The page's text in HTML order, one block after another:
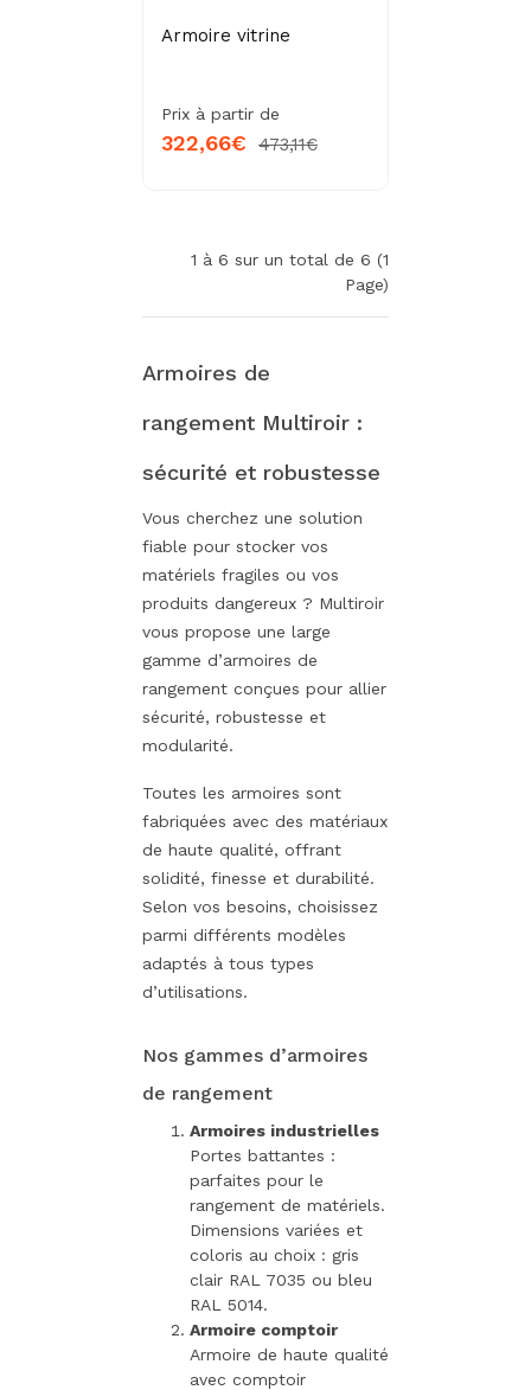
Armoires de
rangement Multiroir :
sécurité et robustesse
Vous cherchez une solution
fiable pour stocker vos
matériels fragiles ou vos
produits dangereux ? Multiroir
vous propose une large
gamme d’armoires de
rangement conçues pour allier
sécurité, robustesse et
modularité.
Toutes les armoires sont
fabriquées avec des matériaux
de haute qualité, offrant
solidité, finesse et durabilité.
Selon vos besoins, choisissez
parmi différents modèles
adaptés à tous types
d’utilisations.
Nos gammes d’armoires
de rangement
Armoires industrielles
Portes battantes :
parfaites pour le
rangement de matériels.
Dimensions variées et
coloris au choix : gris
clair RAL 7035 ou bleu
RAL 5014.
Armoire comptoir
Armoire de haute qualité
avec comptoir
Armoire vitrine
Prix à partir de
322,66€ 473,11€
1 à 6 sur un total de 6 (1
Page)